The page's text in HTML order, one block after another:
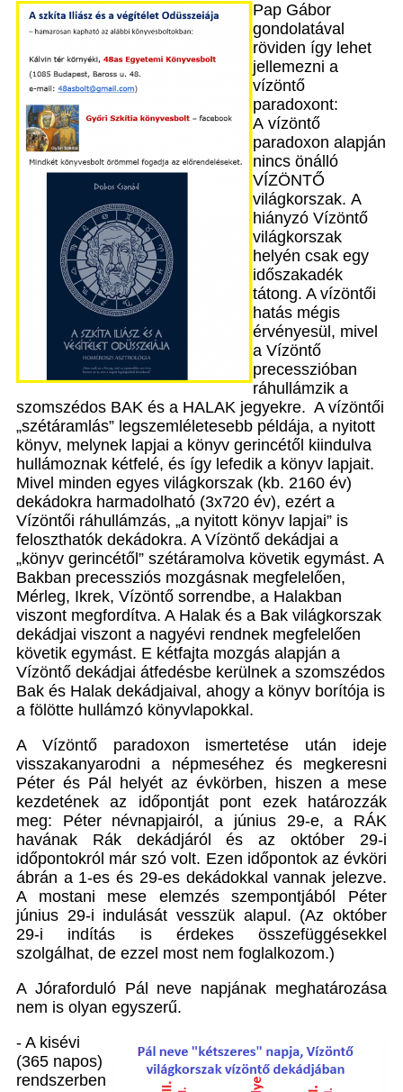
Pap Gábor
gondolatával
röviden így lehet
jellemezni a
vízöntő
paradoxont:
A vízöntő
paradoxon alapján
nincs önálló
VÍZÖNTŐ
világkorszak. A
hiányzó Vízöntő
világkorszak
helyén csak egy
időszakadék
tátong. A vízöntői
hatás mégis
érvényesül, mivel
a Vízöntő
precesszióban
ráhullámzik a
szomszédos BAK és a HALAK jegyekre. A vízöntői
„szétáramlás” legszemléletesebb példája, a nyitott
könyv, melynek lapjai a könyv gerincétől kiindulva
hullámoznak kétfelé, és így lefedik a könyv lapjait.
Mivel minden egyes világkorszak (kb. 2160 év)
dekádokra harmadolható (3x720 év), ezért a
Vízöntői ráhullámzás, „a nyitott könyv lapjai” is
feloszthatók dekádokra. A Vízöntő dekádjai a
„könyv gerincétől” szétáramolva követik egymást. A
Bakban precessziós mozgásnak megfelelően,
Mérleg, Ikrek, Vízöntő sorrendbe, a Halakban
viszont megfordítva. A Halak és a Bak világkorszak
dekádjai viszont a nagyévi rendnek megfelelően
követik egymást. E kétfajta mozgás alapján a
Vízöntő dekádjai átfedésbe kerülnek a szomszédos
Bak és Halak dekádjaival, ahogy a könyv borítója is
a fölötte hullámzó könyvlapokkal.
A Vízöntő paradoxon ismertetése után ideje
visszakanyarodni a népmeséhez és megkeresni
Péter és Pál helyét az évkörben, hiszen a mese
kezdetének az időpontját pont ezek határozzák
meg: Péter névnapjairól, a június 29-e, a RÁK
havának Rák dekádjáról és az október 29-i
időpontokról már szó volt. Ezen időpontok az évköri
ábrán a 1-es és 29-es dekádokkal vannak jelezve.
A mostani mese elemzés szempontjából Péter
június 29-i indulását vesszük alapul. (Az október
29-i indítás is érdekes összefüggésekkel
szolgálhat, de ezzel most nem foglalkozom.)
A Jóraforduló Pál neve napjának meghatározása
nem is olyan egyszerű.
- A kisévi
(365 napos)
rendszerben